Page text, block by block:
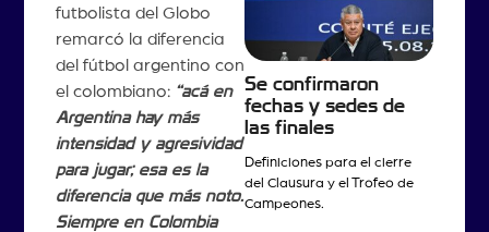
futbolista del Globo
remarcó la diferencia
del fútbol argentino con
el colombiano: “acá en
Argentina hay más
intensidad y agresividad
para jugar; esa es la
diferencia que más noto.
Siempre en Colombia
Se confirmaron
fechas y sedes de
las finales
Definiciones para el cierre
del Clausura y el Trofeo de
Campeones.